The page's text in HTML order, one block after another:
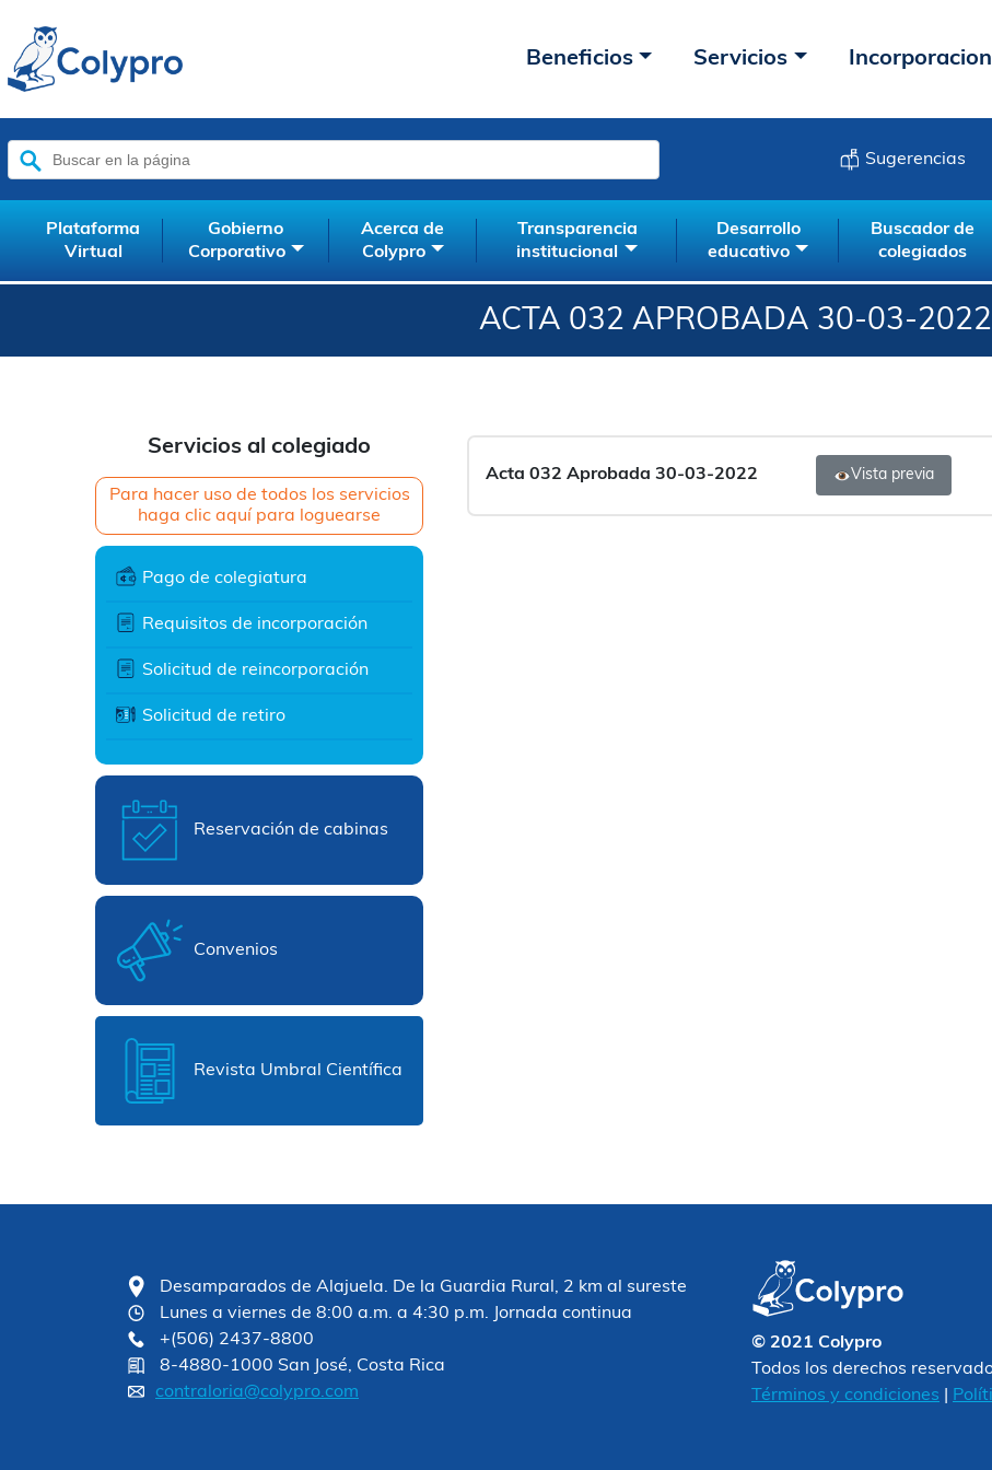
Beneficios Servicios
Buscar:
Sugerencias
Plataforma
Virtual
Gobierno
Corporativo
Acerca de
Colypro
Transparencia
institucional
Desarrollo
educativo
Buscador de
colegiados
ACTA 032 APROBADA 30-03-2022
Servicios al colegiado
Para hacer uso de todos los servicios
haga clic aquí para loguearse
Pago de colegiatura
Requisitos de incorporación
Solicitud de reincorporación
Solicitud de retiro
Reservación de cabinas
Convenios
Revista Umbral Científica
Acta 032 Aprobada 30-03-2022 Vista previa
Desamparados de Alajuela. De la Guardia Rural, 2 km al sureste
Lunes a viernes de 8:00 a.m. a 4:30 p.m. Jornada continua
+(506) 2437-8800
8-4880-1000 San José, Costa Rica
contraloria@colypro.com
© 2021 Colypro
Todos los derechos
Términos y condiciones